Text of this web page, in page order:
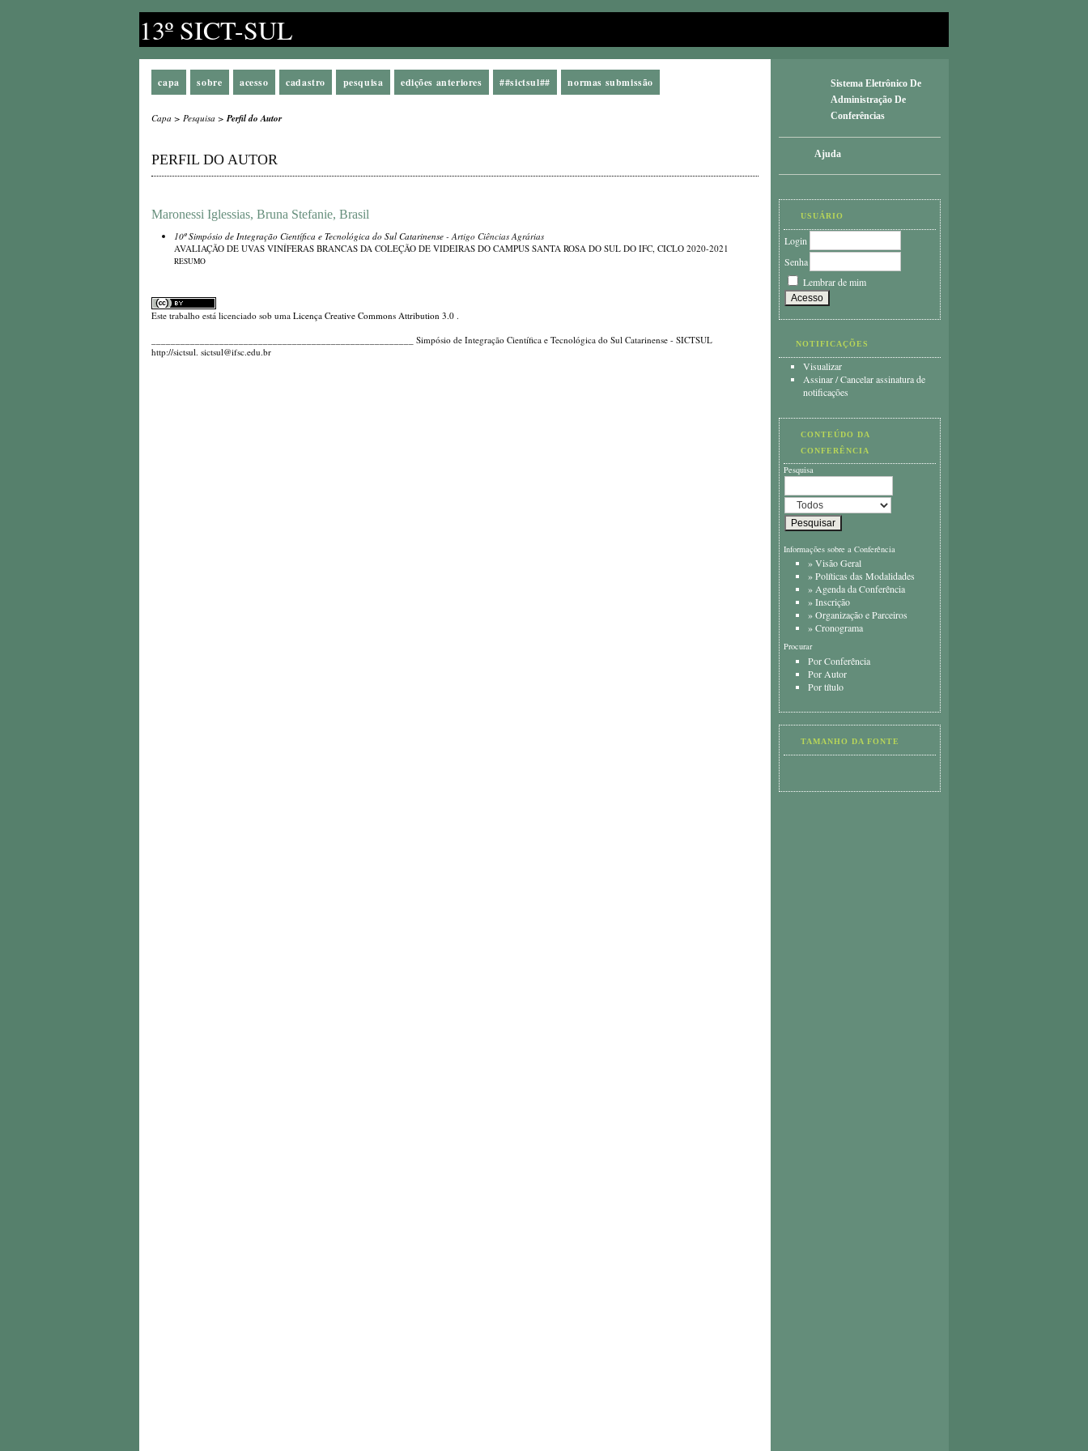
13º SICT-SUL
Sistema Eletrônico De
Administração De
Conferências
Ajuda
USUÁRIO
Login
Senha
Lembrar de mim
NOTIFICAÇÕES
Visualizar
Assinar/Cancelar assinatura de
notificações
CONTEÚDO DA
CONFERÊNCIA
Pesquisa
Informações sobre a Conferência
»Visão Geral
»Políticas das Modalidades
»Agenda da Conferência
»Inscrição
»Organização e Parceiros
»Cronograma
Procurar
Por Conferência
Por Autor
Por título
TAMANHO DA FONTE
capa sobre acesso cadastro pesquisa edições anteriores ##sictsul## normas submissão
Capa > Pesquisa >Perfil do Autor
PERFIL DO AUTOR
Maronessi Iglessias, Bruna Stefanie, Brasil
10º Simpósio de Integração Científica e Tecnológica do Sul Catarinense - Artigo Ciências Agrárias
AVALIAÇÃO DE UVAS VINÍFERAS BRANCAS DA COLEÇÃO DE VIDEIRAS DO CAMPUS SANTA ROSA DO SUL DO IFC, CICLO 2020-2021
RESUMO
Este trabalho está licenciado sob uma Licença Creative Commons Attribution 3.0 .
______________________________________________________ Simpósio de Integração Científica e Tecnológica do Sul Catarinense - SICTSUL
http://sictsul. sictsul@ifsc.edu.br